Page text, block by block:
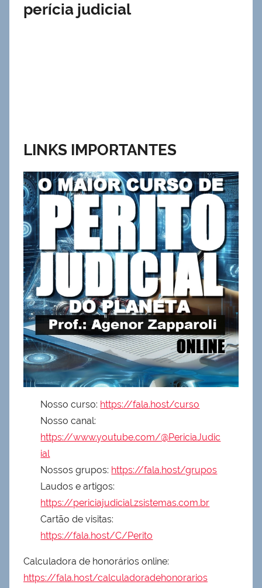
perícia judicial
LINKS IMPORTANTES
Nosso curso: https://fala.host/curso
Nosso canal:
https://www.youtube.com/@PericiaJudic
ial
Nossos grupos: https://fala.host/grupos
Laudos e artigos:
https://periciajudicial.zsistemas.com.br
Cartão de visitas:
https://fala.host/C/Perito
Calculadora de honorários online:
https://fala.host/calculadoradehonorarios